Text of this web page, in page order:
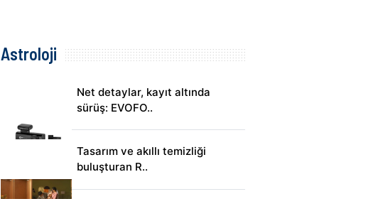
Astroloji
Net detaylar, kayıt altında
sürüş: EVOFO..
Tasarım ve akıllı temizliği
buluşturan R..